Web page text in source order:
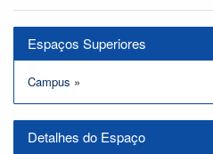
Espaços Superiores
Campus »
Detalhes do Espaço